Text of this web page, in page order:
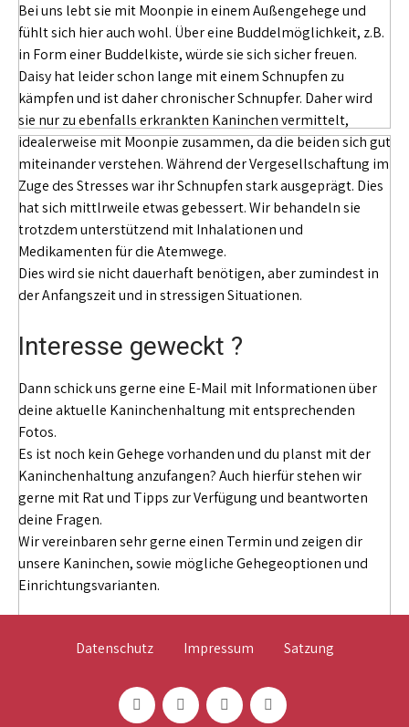
Bei uns lebt sie mit Moonpie in einem Außengehege und
fühlt sich hier auch wohl. Über eine Buddelmöglichkeit, z.B.
in Form einer Buddelkiste, würde sie sich sicher freuen.
Daisy hat leider schon lange mit einem Schnupfen zu
kämpfen und ist daher chronischer Schnupfer. Daher wird
sie nur zu ebenfalls erkrankten Kaninchen vermittelt,
idealerweise mit Moonpie zusammen, da die beiden sich gut
miteinander verstehen. Während der Vergesellschaftung im
Zuge des Stresses war ihr Schnupfen stark ausgeprägt. Dies
hat sich mittlrweile etwas gebessert. Wir behandeln sie
trotzdem unterstützend mit Inhalationen und
Medikamenten für die Atemwege.
Dies wird sie nicht dauerhaft benötigen, aber zumindest in
der Anfangszeit und in stressigen Situationen.
Interesse geweckt ?
Dann schick uns gerne eine E-Mail mit Informationen über
deine aktuelle Kaninchenhaltung mit entsprechenden
Fotos.
Es ist noch kein Gehege vorhanden und du planst mit der
Kaninchenhaltung anzufangen? Auch hierfür stehen wir
gerne mit Rat und Tipps zur Verfügung und beantworten
deine Fragen.
Wir vereinbaren sehr gerne einen Termin und zeigen dir
unsere Kaninchen, sowie mögliche Gehegeoptionen und
Einrichtungsvarianten.
Datenschutz Impressum Satzung